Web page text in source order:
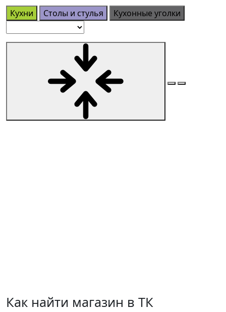
Кухни Столы и стулья Кухонные уголки
Как найти магазин в ТК